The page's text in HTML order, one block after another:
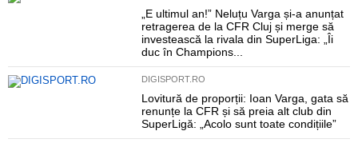
„E ultimul an!” Neluțu Varga și-a anunțat
retragerea de la CFR Cluj și merge să
investească la rivala din SuperLiga: „Îi
duc în Champions...
DIGISPORT.RO
Lovitură de proporții: Ioan Varga, gata să
renunțe la CFR și să preia alt club din
SuperLigă: „Acolo sunt toate condițiile”